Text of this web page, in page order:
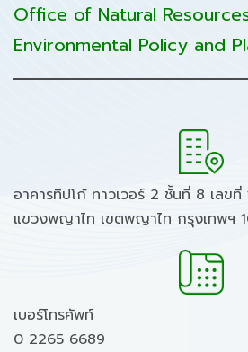
Office of Natural
Environmental Policy and
อาคารทิปโก้ ทาวเวอร์ 2 ชั้นที่ 8 เลขที่
แขวงพญาไท เขตพญาไท กรุงเทพฯ
เบอร์โทรศัพท์
0 2265 6689